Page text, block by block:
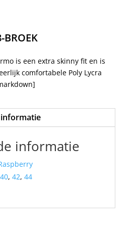
BROEK
is een extra skinny fit en is
comfortabele Poly Lycra
informatie
40, 42, 44